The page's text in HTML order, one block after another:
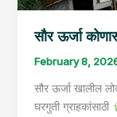
सौर ऊर्जा
February 8,
सौर ऊर्जा खालील
घरगुती ग्राहकांसाठी